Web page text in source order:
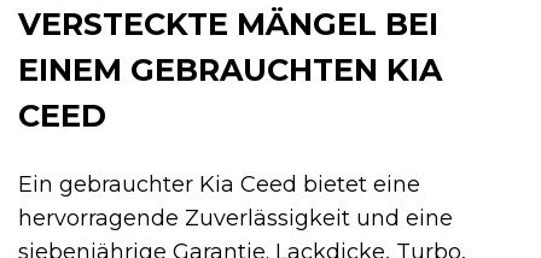
VERSTECKTE MÄNGEL BEI
EINEM GEBRAUCHTEN KIA
CEED
Ein gebrauchter Kia Ceed bietet eine
hervorragende Zuverlässigkeit und eine
siebenjährige Garantie. Lackdicke, Turbo,